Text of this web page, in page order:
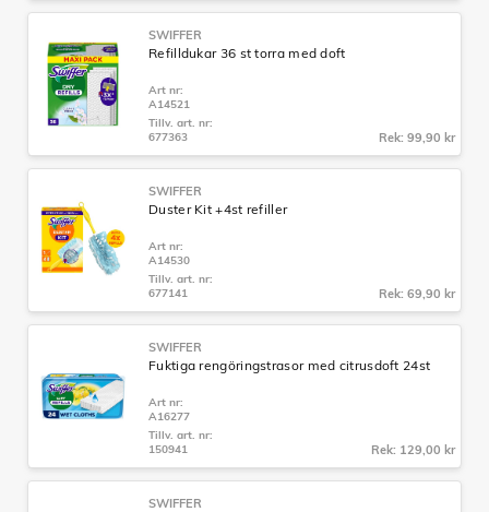
SWIFFER
Refilldukar 36 st torra med doft
Art nr:
A14521
Tillv. art. nr:
677363
Rek: 99,90 kr
SWIFFER
Duster Kit +4st refiller
Art nr:
A14530
Tillv. art. nr:
677141
Rek: 69,90 kr
SWIFFER
Fuktiga rengöringstrasor med citrusdoft 24st
Art nr:
A16277
Tillv. art. nr:
150941
Rek: 129,00 kr
SWIFFER